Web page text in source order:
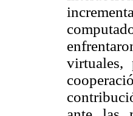
virtuales,